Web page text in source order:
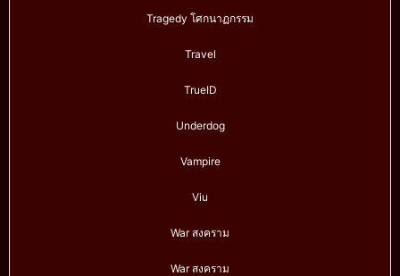
Tragedy โศกนาฏกรรม
Travel
TrueID
Underdog
Vampire
Viu
War สงคราม
War สงคราม